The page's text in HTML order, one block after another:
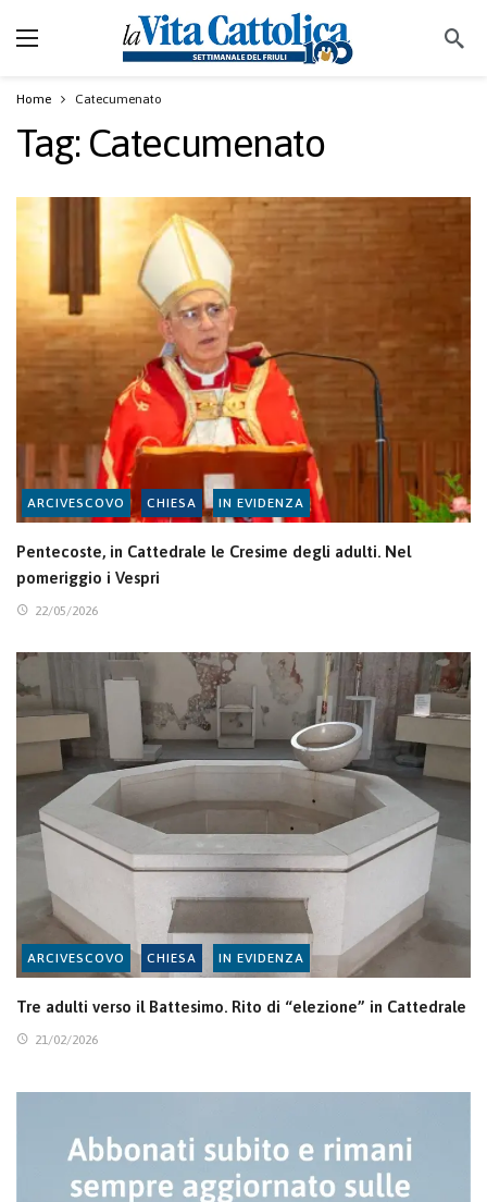
Home Catecumenato
Tag: Catecumenato
ARCIVESCOVO CHIESA IN EVIDENZA
Pentecoste, in Cattedrale le Cresime degli adulti. Nel
pomeriggio i Vespri
22/05/2026
ARCIVESCOVO CHIESA IN EVIDENZA
Tre adulti verso il Battesimo. Rito di “elezione” in Cattedrale
21/02/2026